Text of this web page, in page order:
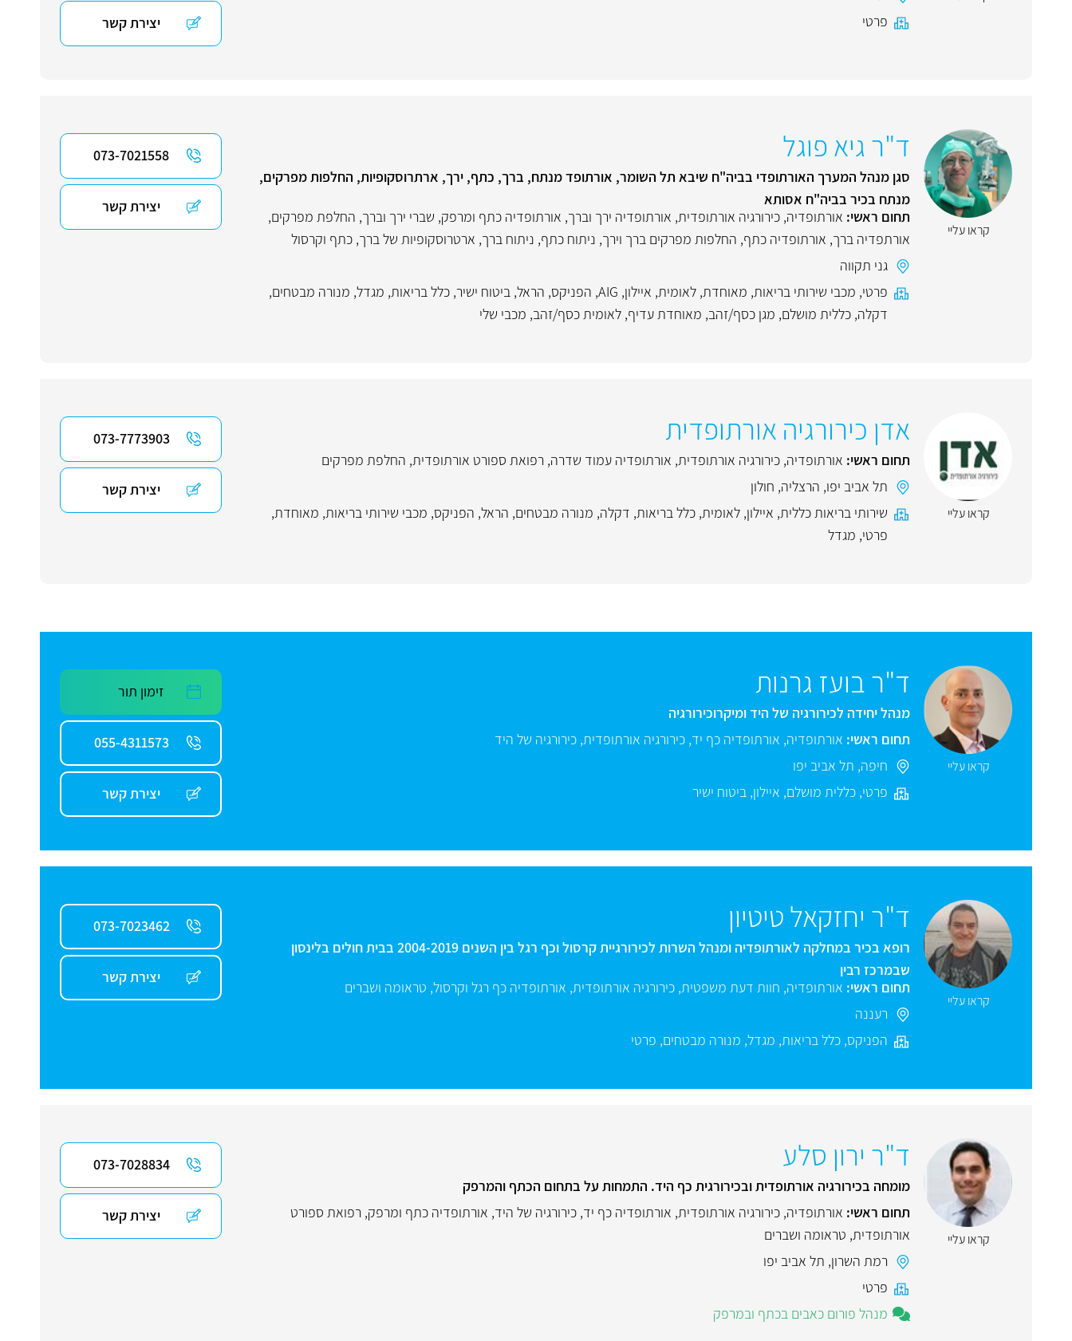
פרטי
יצירת קשר
קראו עליי
ד"ר גיא פוגל
סגן מנהל המערך האורתופדי בביה"ח שיבא תל השומר, אורתופד מנתח, ברך, כתף, ירך, ארתרוסקופיות, החלפות מפרקים,
מנתח בכיר בביה"ח אסותא
תחום ראשי: אורתופדיה, כירורגיה אורתופדית, אורתופדיה ירך וברך, אורתופדיה כתף ומרפק, שברי ירך וברך, החלפת מפרקים,
אורתפדיה ברך, אורתופדיה כתף, החלפות מפרקים ברך וירך, ניתוח כתף, ניתוח ברך, ארטרוסקופיות של ברך, כתף וקרסול
גני תקווה
פרטי, מכבי שירותי בריאות, מאוחדת, לאומית, איילון,
AIG
, הפניקס, הראל, ביטוח ישיר, כלל בריאות, מגדל, מנורה מבטחים,
דקלה, כללית מושלם, מגן כסף/זהב, מאוחדת עדיף, לאומית כסף/זהב, מכבי שלי
073-7021558
יצירת קשר
קראו עליי
אדן כירורגיה אורתופדית
תחום ראשי: אורתופדיה, כירורגיה אורתופדית, אורתופדיה עמוד שדרה, רפואת ספורט אורתופדית, החלפת מפרקים
תל אביב יפו, הרצליה, חולון
שירותי בריאות כללית, איילון, לאומית, כלל בריאות, דקלה, מנורה מבטחים, הראל, הפניקס, מכבי שירותי בריאות, מאוחדת,
פרטי, מגדל
073-7773903
יצירת קשר
קראו עליי
ד"ר בועז גרנות
מנהל יחידה לכירורגיה של היד ומיקרוכירורגיה
תחום ראשי: אורתופדיה, אורתופדיה כף יד, כירורגיה אורתופדית, כירורגיה של היד
חיפה, תל אביב יפו
פרטי, כללית מושלם, איילון, ביטוח ישיר
זימון תור
055-4311573
יצירת קשר
קראו עליי
ד"ר יחזקאל טיטיון
רופא בכיר במחלקה לאורתופדיה ומנהל השרות לכירורגיית קרסול וכף רגל בין השנים 2004-2019 בבית חולים בלינסון
שבמרכז רבין
תחום ראשי: אורתופדיה, חוות דעת משפטית, כירורגיה אורתופדית, אורתופדיה כף רגל וקרסול, טראומה ושברים
רעננה
הפניקס, כלל בריאות, מגדל, מנורה מבטחים, פרטי
073-7023462
יצירת קשר
קראו עליי
ד"ר ירון סלע
מומחה בכירורגיה אורתופדית ובכירורגית כף היד. התמחות על בתחום הכתף והמרפק
תחום ראשי: אורתופדיה, כירורגיה אורתופדית, אורתופדיה כף יד, כירורגיה של היד, אורתופדיה כתף ומרפק, רפואת ספורט
אורתופדית, טראומה ושברים
רמת השרון, תל אביב יפו
פרטי
מנהל פורום כאבים בכתף ובמרפק
073-7028834
יצירת קשר